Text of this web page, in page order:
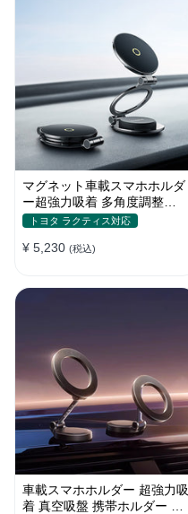
マグネット車載スマホホルダ
ー超強力吸着 多角度調整
360°回転な台座 車用ホルダ
定 落ちない 全機種対応
トヨタ ラクティス対応
¥ 5,230 (税込)
車載スマホホルダー 超強力吸
着 真空吸盤 携帯ホルダー 多